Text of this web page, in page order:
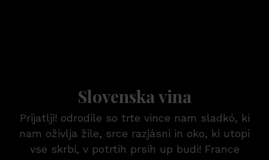
Slovenska vina
Prijatlji! odrodile so trte vince nam sladkó, ki
nam oživlja žile, srce razjásni in oko, ki utopi
vse skrbi, v potrtih prsih up budi! France